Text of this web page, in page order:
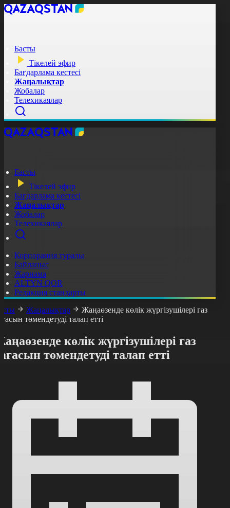
Басты
Тікелей эфир
Бағдарлама кестесі
Жаңалықтар
Жобалар
Телехикаялар
Басты
Тікелей эфир
Бағдарлама кестесі
Жаңалықтар
Жобалар
Телехикаялар
Корпорация туралы
Байланыс
Жарнама
ALTYN QOR
Редакция стандарты
Жаңалықтар
Жаңаөзенде көлік жүргізушілері газ
төмендетуді талап етті
көлік жүргізушілері газ
төмендетуді талап етті